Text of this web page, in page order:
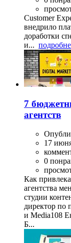
Customer
внедрило
доработки
и...
7
агентств
17
0
Как
агентства
студии
директор по
и Media108
Б...